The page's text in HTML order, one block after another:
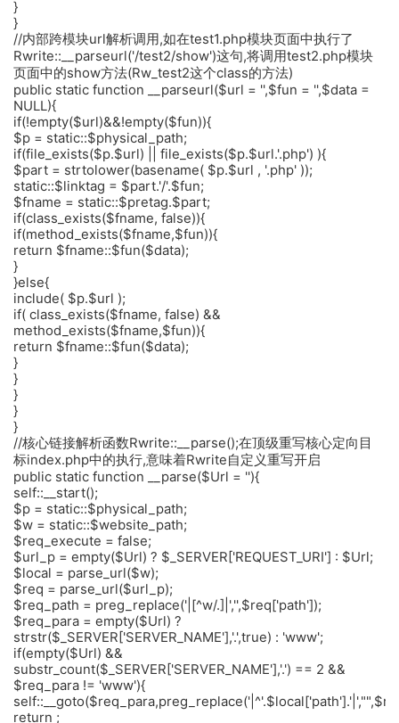
}
}
//内部跨模块url解析调用,如在test1.php模块页面中执行了
Rwrite::__parseurl('/test2/show')这句,将调用test2.php模块
页面中的show方法(Rw_test2这个class的方法)
public static function __parseurl($url = '',$fun = '',$data =
NULL){
if(!empty($url)&&!empty($fun)){
$p = static::$physical_path;
if(file_exists($p.$url) || file_exists($p.$url.'.php') ){
$part = strtolower(basename( $p.$url , '.php' ));
static::$linktag = $part.'/'.$fun;
$fname = static::$pretag.$part;
if(class_exists($fname, false)){
if(method_exists($fname,$fun)){
return $fname::$fun($data);
}
}else{
include( $p.$url );
if( class_exists($fname, false) &&
method_exists($fname,$fun)){
return $fname::$fun($data);
}
}
}
}
}
//核心链接解析函数Rwrite::__parse();在顶级重写核心定向目
标index.php中的执行,意味着Rwrite自定义重写开启
public static function __parse($Url = ''){
self::__start();
$p = static::$physical_path;
$w = static::$website_path;
$req_execute = false;
$url_p = empty($Url) ? $_SERVER['REQUEST_URI'] : $Url;
$local = parse_url($w);
$req = parse_url($url_p);
$req_path = preg_replace('|[^w/.]|','',$req['path']);
$req_para = empty($Url) ?
strstr($_SERVER['SERVER_NAME'],'.',true) : 'www';
if(empty($Url) &&
substr_count($_SERVER['SERVER_NAME'],'.') == 2 &&
$req_para != 'www'){
return ;